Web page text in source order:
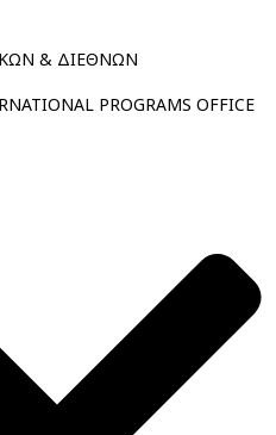
& ΔΙΕΘΝΩΝ
PROGRAMS OFFICE